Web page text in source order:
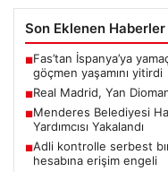
Son Eklenen Haberler
■Fas’tan İspanya’ya
göçmen yaşamını yitirdi
■Real Madrid, Yan
■Menderes Belediyesi
Yardımcısı Yakalandı
■Adli kontrolle serbest
hesabına erişim engeli